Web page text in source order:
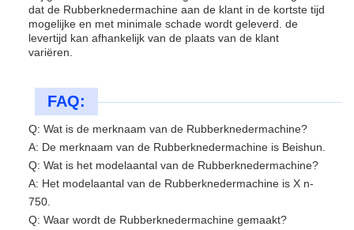
dat de Rubberknedermachine aan de klant in de kortste tijd
mogelijke en met minimale schade wordt geleverd. de
levertijd kan afhankelijk van de plaats van de klant
variëren.
FAQ:
Q: Wat is de merknaam van de Rubberknedermachine?
A: De merknaam van de Rubberknedermachine is Beishun.
Q: Wat is het modelaantal van de Rubberknedermachine?
A: Het modelaantal van de Rubberknedermachine is X n-
750.
Q: Waar wordt de Rubberknedermachine gemaakt?